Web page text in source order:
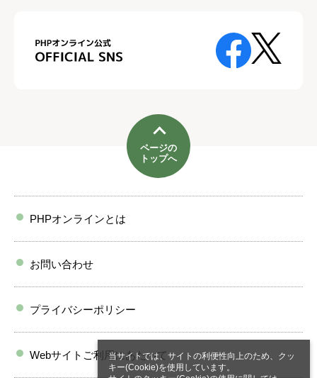
当サイトでは、サイトの利便性向上のため、クッ
キー(Cookie)を使用しています。
ページの
トップへ
PHPオンラインとは
お問い合わせ
プライバシーポリシー
Webサイトご利用にあたって